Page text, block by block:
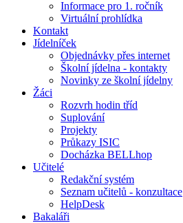
Informace pro 1. ročník
Virtuální prohlídka
Kontakt
Jídelníček
Objednávky přes internet
Školní jídelna - kontakty
Novinky ze školní jídelny
Žáci
Rozvrh hodin tříd
Suplování
Projekty
Průkazy ISIC
Docházka BELLhop
Učitelé
Redakční systém
Seznam učitelů - konzultace
HelpDesk
Bakaláři